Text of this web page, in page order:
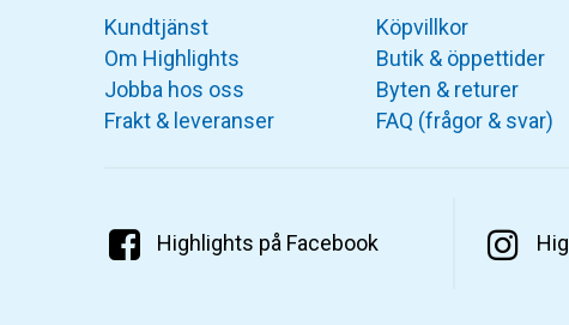
Kundtjänst
Om Highlights
Jobba hos oss
Frakt & leveranser
Köpvillkor
Butik & öppettider
Byten & returer
FAQ (frågor & svar)
Highlights på Facebook